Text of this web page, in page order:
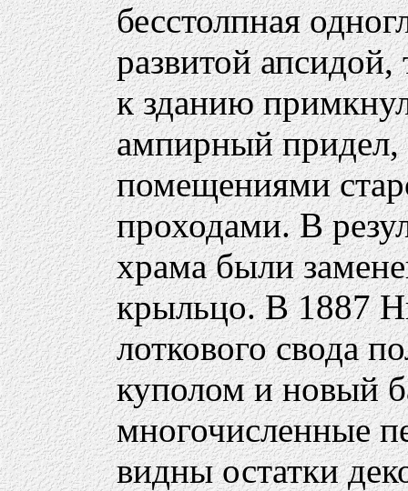
бесстолпная
развитой
к зданию
ампирный придел,
помещениями
проходами. В
храма были
крыльцо. В 1887
лоткового свода
куполом и новый
многочисленные
видны остатки